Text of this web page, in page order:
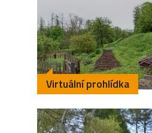
Virtuální prohlídka